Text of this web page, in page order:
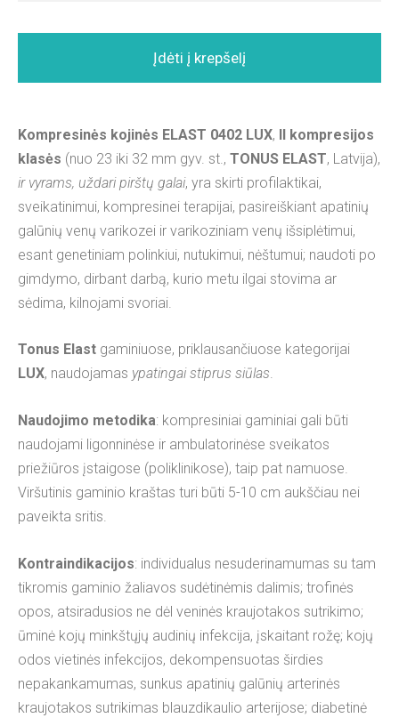
Įdėti į krepšelį
Kompresinės kojinės ELAST 0402 LUX, II kompresijos
klasės (nuo 23 iki 32 mm gyv. st., TONUS ELAST, Latvija),
ir vyrams, uždari pirštų galai, yra skirti profilaktikai,
sveikatinimui, kompresinei terapijai, pasireiškiant apatinių
galūnių venų varikozei ir varikoziniam venų išsiplėtimui,
esant genetiniam polinkiui, nutukimui, nėštumui; naudoti po
gimdymo, dirbant darbą, kurio metu ilgai stovima ar
sėdima, kilnojami svoriai.
Tonus Elast gaminiuose, priklausančiuose kategorijai
LUX, naudojamas ypatingai stiprus siūlas.
Naudojimo metodika: kompresiniai gaminiai gali būti
naudojami ligonninėse ir ambulatorinėse sveikatos
priežiūros įstaigose (poliklinikose), taip pat namuose.
Viršutinis gaminio kraštas turi būti 5-10 cm aukščiau nei
paveikta sritis.
Kontraindikacijos: individualus nesuderinamumas su tam
tikromis gaminio žaliavos sudėtinėmis dalimis; trofinės
opos, atsiradusios ne dėl veninės kraujotakos sutrikimo;
ūminė kojų minkštųjų audinių infekcija, įskaitant rožę; kojų
odos vietinės infekcijos, dekompensuotas širdies
nepakankamumas, sunkus apatinių galūnių arterinės
kraujotakos sutrikimas blauzdikaulio arterijose; diabetinė